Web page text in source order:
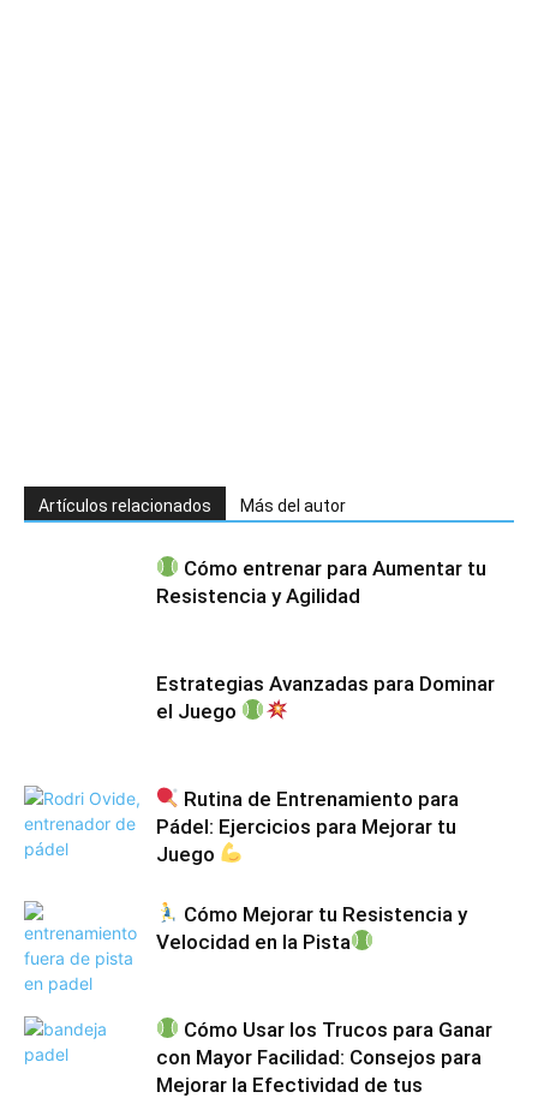
Artículos relacionados Más del autor
Cómo entrenar para Aumentar tu
Resistencia y Agilidad
Estrategias Avanzadas para Dominar
el Juego
Rutina de Entrenamiento para
Pádel: Ejercicios para Mejorar tu
Juego
Cómo Mejorar tu Resistencia y
Velocidad en la Pista
Cómo Usar los Trucos para Ganar
con Mayor Facilidad: Consejos para
Mejorar la Efectividad de tus